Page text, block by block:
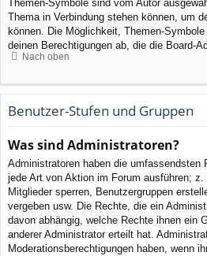
Themen-Symbole sind vom Autor
Thema in Verbindung stehen können, um
können. Die Möglichkeit, Themen-
deinen Berechtigungen ab, die die Board-
Nach oben
Benutzer-Stufen und Gruppen
Was sind Administratoren?
Administratoren haben die umfassendsten
jede Art von Aktion im Forum ausführen;
Mitglieder sperren, Benutzergruppen
vergeben usw. Die Rechte, die ein
davon abhängig, welche Rechte ihnen ein
anderer Administrator erteilt hat.
Moderationsberechtigungen haben, wenn